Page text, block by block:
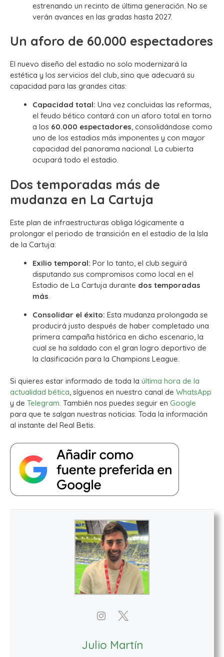
estrenando un recinto de última generación. No se
verán avances en las gradas hasta 2027.
Un aforo de 60.000 espectadores
El nuevo diseño del estadio no solo modernizará la
estética y los servicios del club, sino que adecuará su
capacidad para las grandes citas:
Capacidad total: Una vez concluidas las reformas,
el feudo bético contará con un aforo total en torno
a los 60.000 espectadores, consolidándose como
uno de los estadios más imponentes y con mayor
capacidad del panorama nacional. La cubierta
ocupará todo el estadio.
Dos temporadas más de
mudanza en La Cartuja
Este plan de infraestructuras obliga lógicamente a
prolongar el periodo de transición en el estadio de la Isla
de la Cartuja:
Exilio temporal: Por lo tanto, el club seguirá
disputando sus compromisos como local en el
Estadio de La Cartuja durante dos temporadas
más.
Consolidar el éxito: Esta mudanza prolongada se
producirá justo después de haber completado una
primera campaña histórica en dicho escenario, la
cual se ha saldado con el gran logro deportivo de
la clasificación para la Champions League.
Si quieres estar informado de toda la última hora de la
actualidad bética, síguenos en nuestro canal de WhatsApp
y de Telegram. También nos puedes seguir en Google
para que te salgan nuestras noticias. Toda la información
al instante del Real Betis.
Julio Martín